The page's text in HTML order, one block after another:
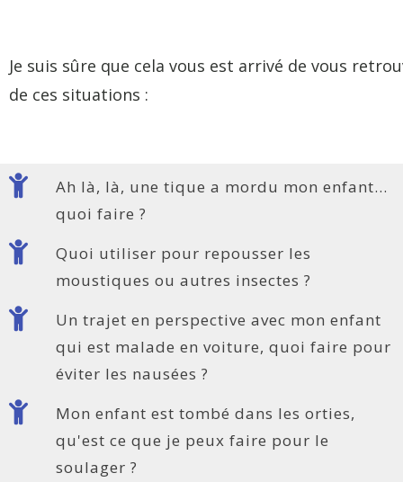
Je suis sûre que cela vous est arrivé de vous
de ces situations :
Ah là, là, une tique a mordu mon enfant...
quoi faire ?
Quoi utiliser pour repousser les
moustiques ou autres insectes ?
Un trajet en perspective avec mon enfant
qui est malade en voiture, quoi faire pour
éviter les nausées ?
Mon enfant est tombé dans les orties,
qu'est ce que je peux faire pour le
soulager ?